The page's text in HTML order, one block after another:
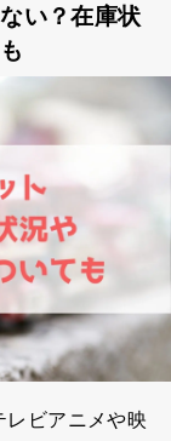
い？在庫状
レビアニメや映